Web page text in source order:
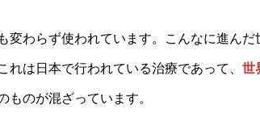
わらず使われています。こんなに進んだ
は日本で行われている治療であって、 世
のが混ざっています。